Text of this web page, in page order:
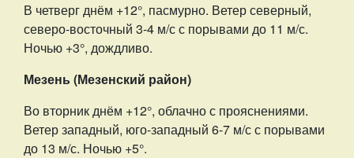
В четверг днём +12°, пасмурно. Ветер северный,
северо-восточный 3-4 м/с с порывами до 11 м/с.
Ночью +3°, дождливо.
Мезень (Мезенский район)
Во вторник днём +12°, облачно с прояснениями.
Ветер западный, юго-западный 6-7 м/с с порывами
до 13 м/с. Ночью +5°.